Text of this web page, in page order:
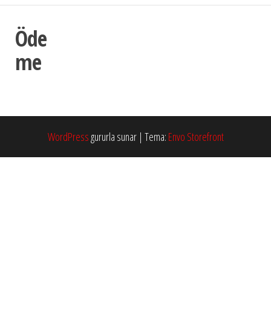
Öde
me
WordPressgururla sunar | Tema: Envo Storefront